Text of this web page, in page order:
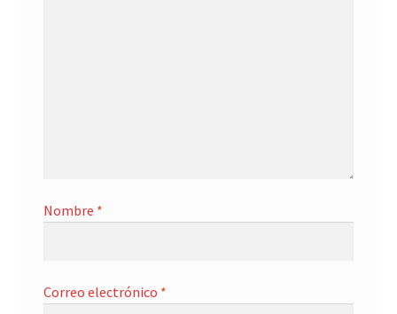
Nombre *
Correo electrónico *